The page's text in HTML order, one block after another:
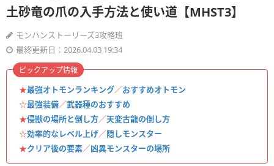
土砂竜の爪の入手方法と使い道【MHST3】
モンハンストーリーズ3攻略班
最終更新日：2026.04.03 19:34
★最強オトモンランキング／おすすめオトモン
☆最強装備／武器種のおすすめ
★侵獣の場所と倒し方／天変古龍の倒し方
☆効率的なレベル上げ／隠しモンスター
★クリア後の要素／凶異モンスターの場所
ピックアップ情報